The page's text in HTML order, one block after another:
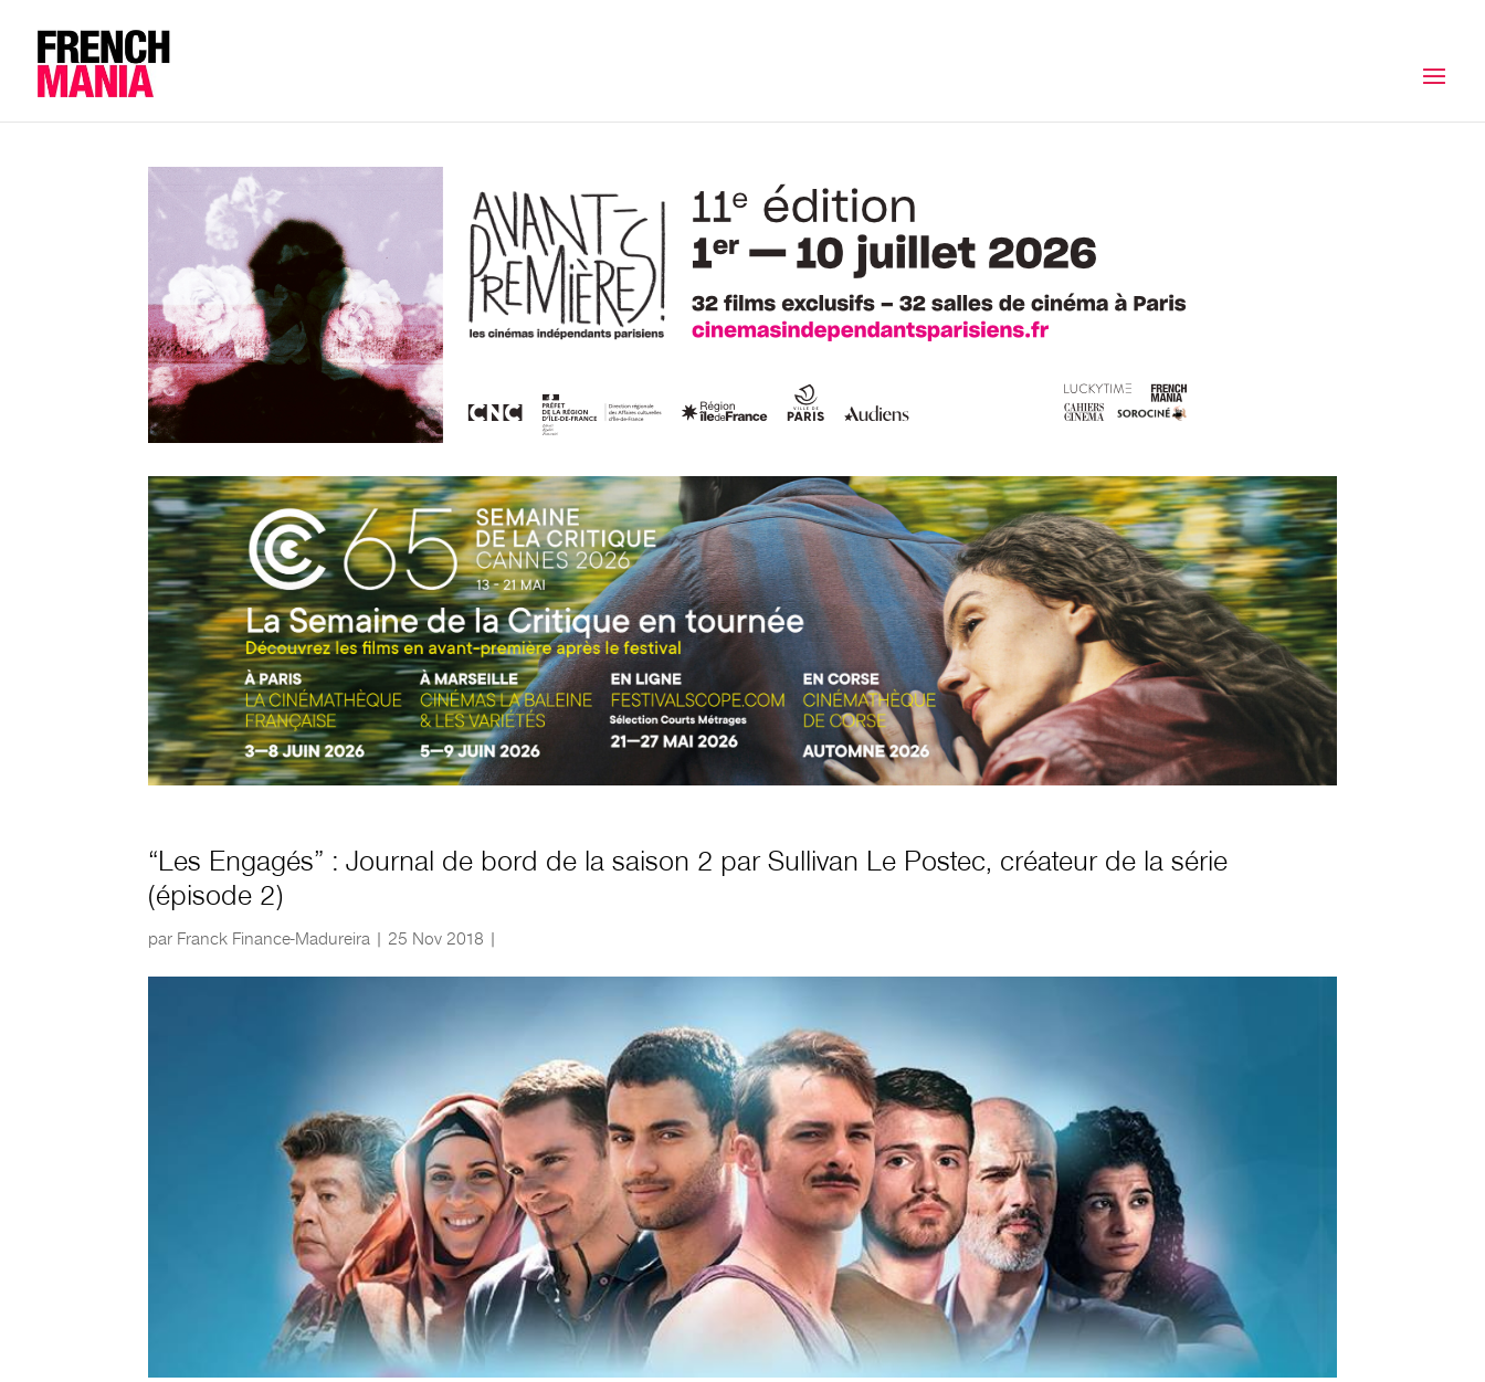
“Les Engagés” : Journal de bord de la saison 2 par Sullivan Le Postec, créateur de la série
(épisode 2)
par Franck Finance-Madureira | 25 Nov 2018 |